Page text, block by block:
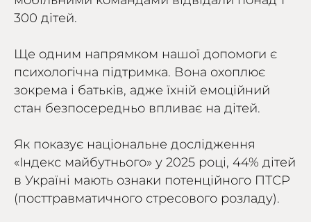
300 дітей.
Ще одним напрямком нашої допомоги є
психологічна підтримка. Вона охоплює
зокрема і батьків, адже їхній емоційний
стан безпосередньо впливає на дітей.
Як показує національне дослідження
«Індекс майбутнього» у 2025 році, 44% дітей
в Україні мають ознаки потенційного ПТСР
(посттравматичного стресового розладу).